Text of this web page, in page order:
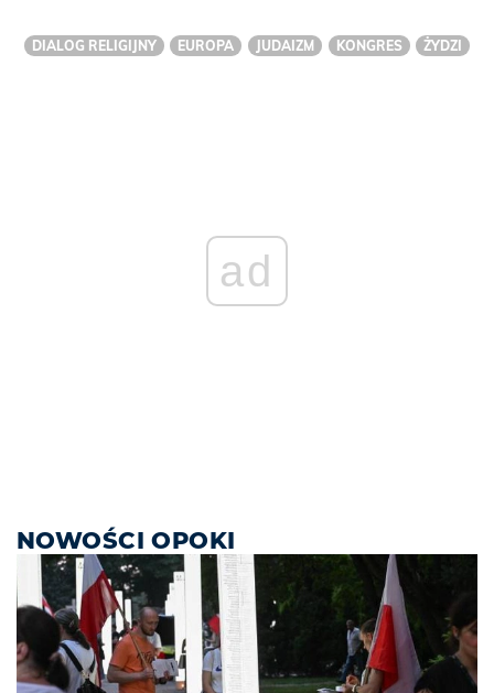
DIALOG RELIGIJNY EUROPA JUDAIZM KONGRES ŻYDZI
ad
NOWOŚCI OPOKI